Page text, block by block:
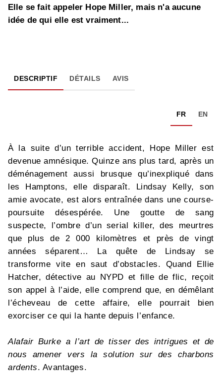
Elle se fait appeler Hope Miller, mais n'a aucune
idée de qui elle est vraiment...
DESCRIPTIF DÉTAILS AVIS
FR EN
À la suite d’un terrible accident, Hope Miller est
devenue amnésique. Quinze ans plus tard, après un
déménagement aussi brusque qu’inexpliqué dans
les Hamptons, elle disparaît. Lindsay Kelly, son
amie avocate, est alors entraînée dans une course-
poursuite désespérée. Une goutte de sang
suspecte, l’ombre d’un serial killer, des meurtres
que plus de 2 000 kilomètres et près de vingt
années séparent… La quête de Lindsay se
transforme vite en saut d’obstacles. Quand Ellie
Hatcher, détective au NYPD et fille de flic, reçoit
son appel à l’aide, elle comprend que, en démêlant
l’écheveau de cette affaire, elle pourrait bien
exorciser ce qui la hante depuis l’enfance.
Alafair Burke a l’art de tisser des intrigues et de
nous amener vers la solution sur des charbons
ardents. Avantages.